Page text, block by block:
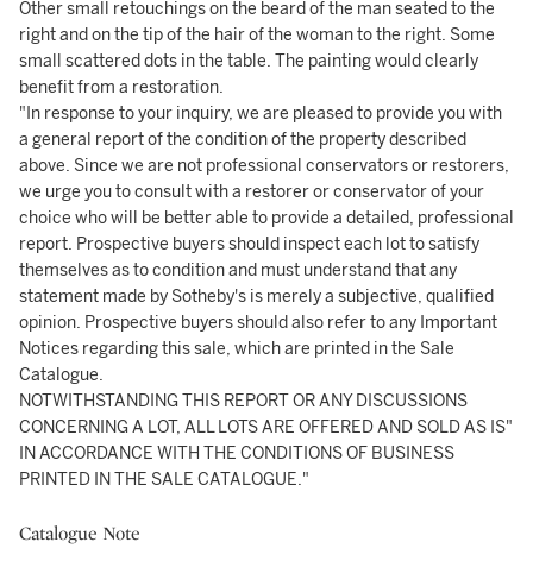
Other small retouchings on the beard of the man seated to the
right and on the tip of the hair of the woman to the right. Some
small scattered dots in the table. The painting would clearly
benefit from a restoration.
"In response to your inquiry, we are pleased to provide you with
a general report of the condition of the property described
above. Since we are not professional conservators or restorers,
we urge you to consult with a restorer or conservator of your
choice who will be better able to provide a detailed, professional
report. Prospective buyers should inspect each lot to satisfy
themselves as to condition and must understand that any
statement made by Sotheby's is merely a subjective, qualified
opinion. Prospective buyers should also refer to any Important
Notices regarding this sale, which are printed in the Sale
Catalogue.
NOTWITHSTANDING THIS REPORT OR ANY DISCUSSIONS
CONCERNING A LOT, ALL LOTS ARE OFFERED AND SOLD AS IS"
IN ACCORDANCE WITH THE CONDITIONS OF BUSINESS
PRINTED IN THE SALE CATALOGUE."
Catalogue Note